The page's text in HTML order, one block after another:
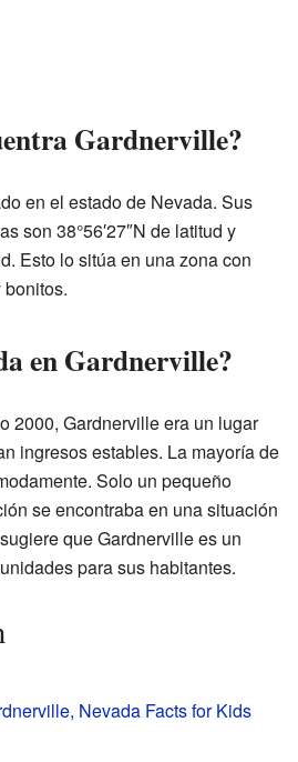
Gardnerville?
en el estado de Nevada. Sus
son 38°56′27″N de latitud y
Esto lo sitúa en una zona con
en Gardnerville?
2000, Gardnerville era un lugar
ingresos estables. La mayoría de
Solo un pequeño
se encontraba en una situación
que Gardnerville es un
para sus habitantes.
Nevada Facts for Kids